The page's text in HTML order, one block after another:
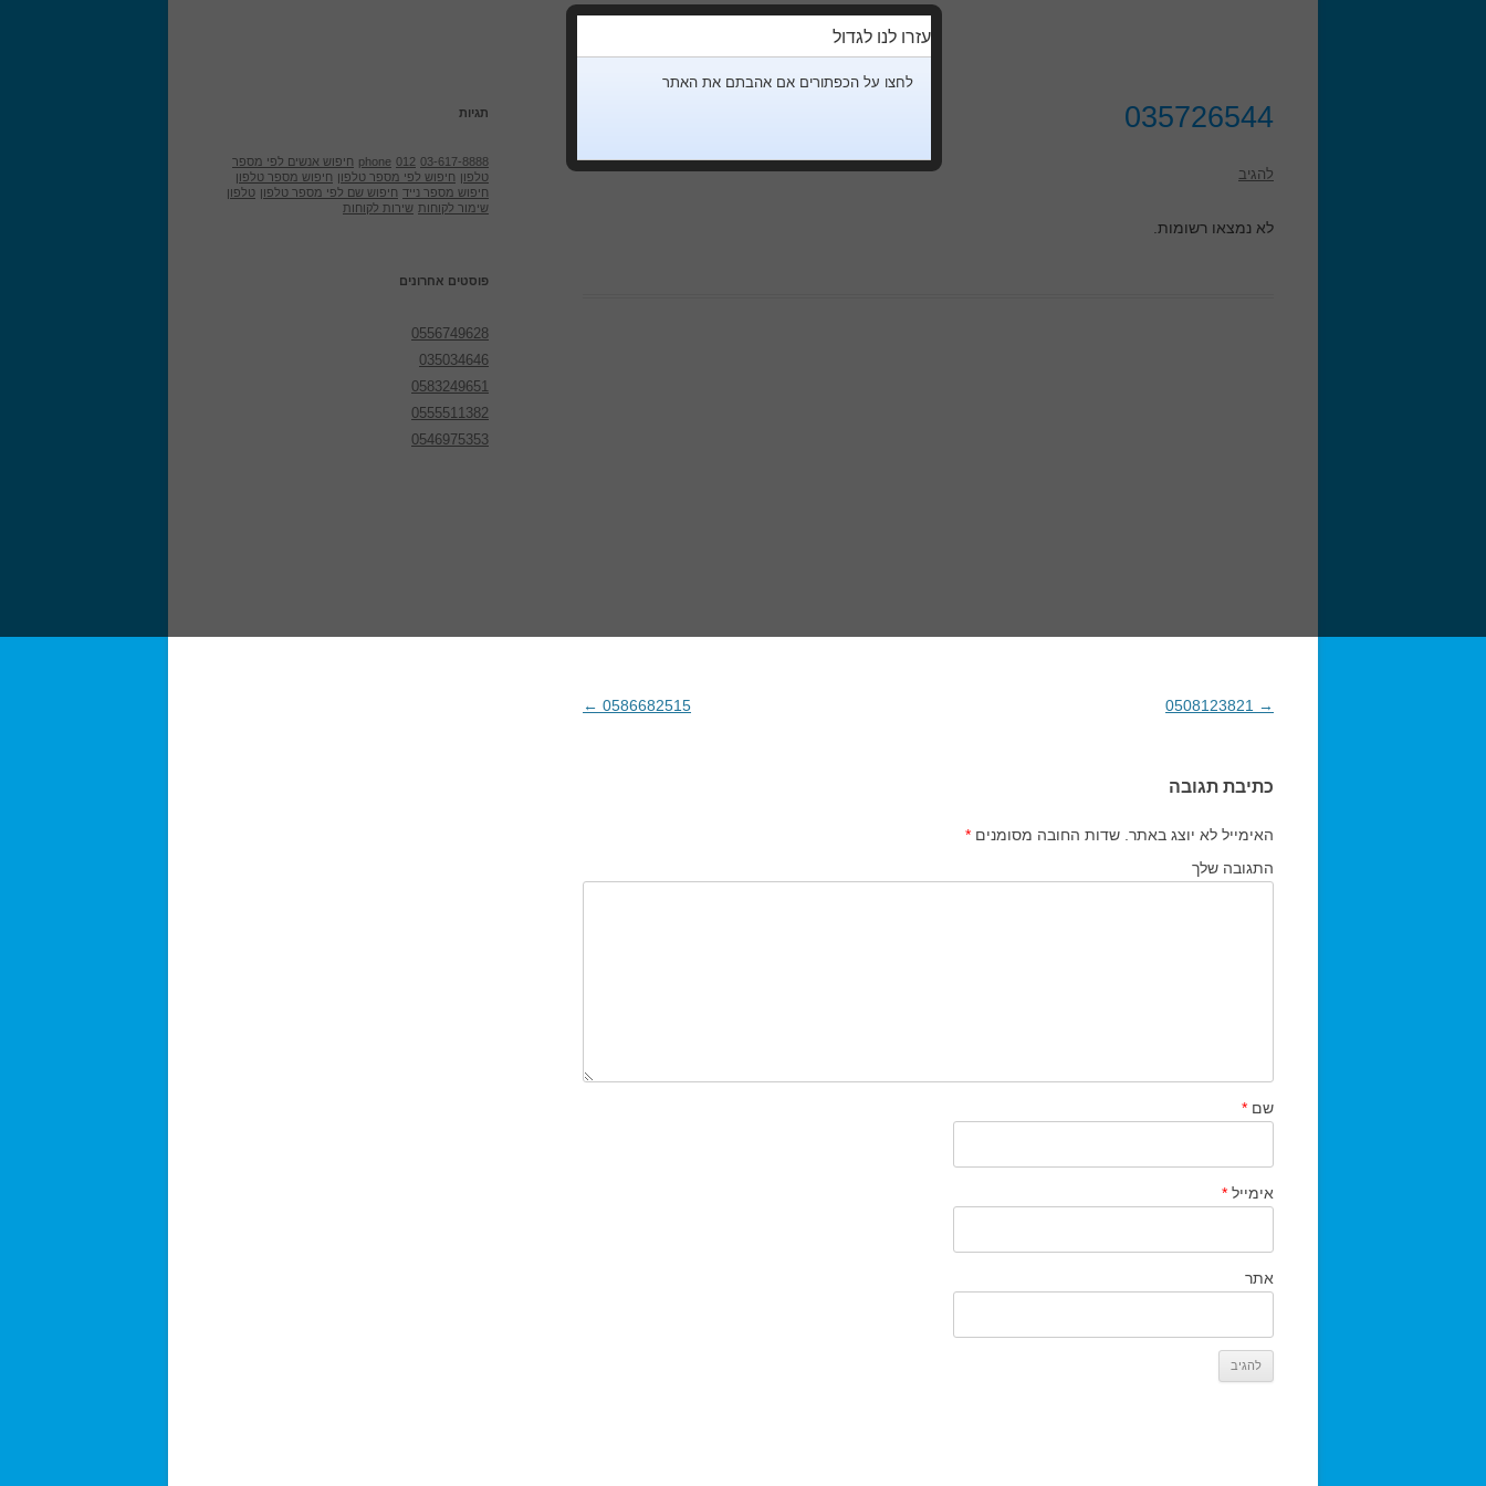
035726544
להגיב
לא נמצאו רשומות.
ניווט בפוסטים
→
0586682515
←
כתיבת תגובה
האימייל לא יוצג באתר. שדות החובה מסומנים *
התגובה שלך
שם *
אימייל *
אתר
תגיות
03-617-8888
012
phone חיפוש אנשים לפי מספר
טלפון חיפוש לפי מספר טלפון חיפוש מספר טלפון
חיפוש מספר נייד חיפוש שם לפי מספר טלפון טלפון
שימור לקוחות שירות לקוחות
פוסטים אחרונים
0556749628
035034646
0583249651
0555511382
0546975353
עזרו לנו לגדול
לחצו על הכפתורים אם אהבתם את האתר